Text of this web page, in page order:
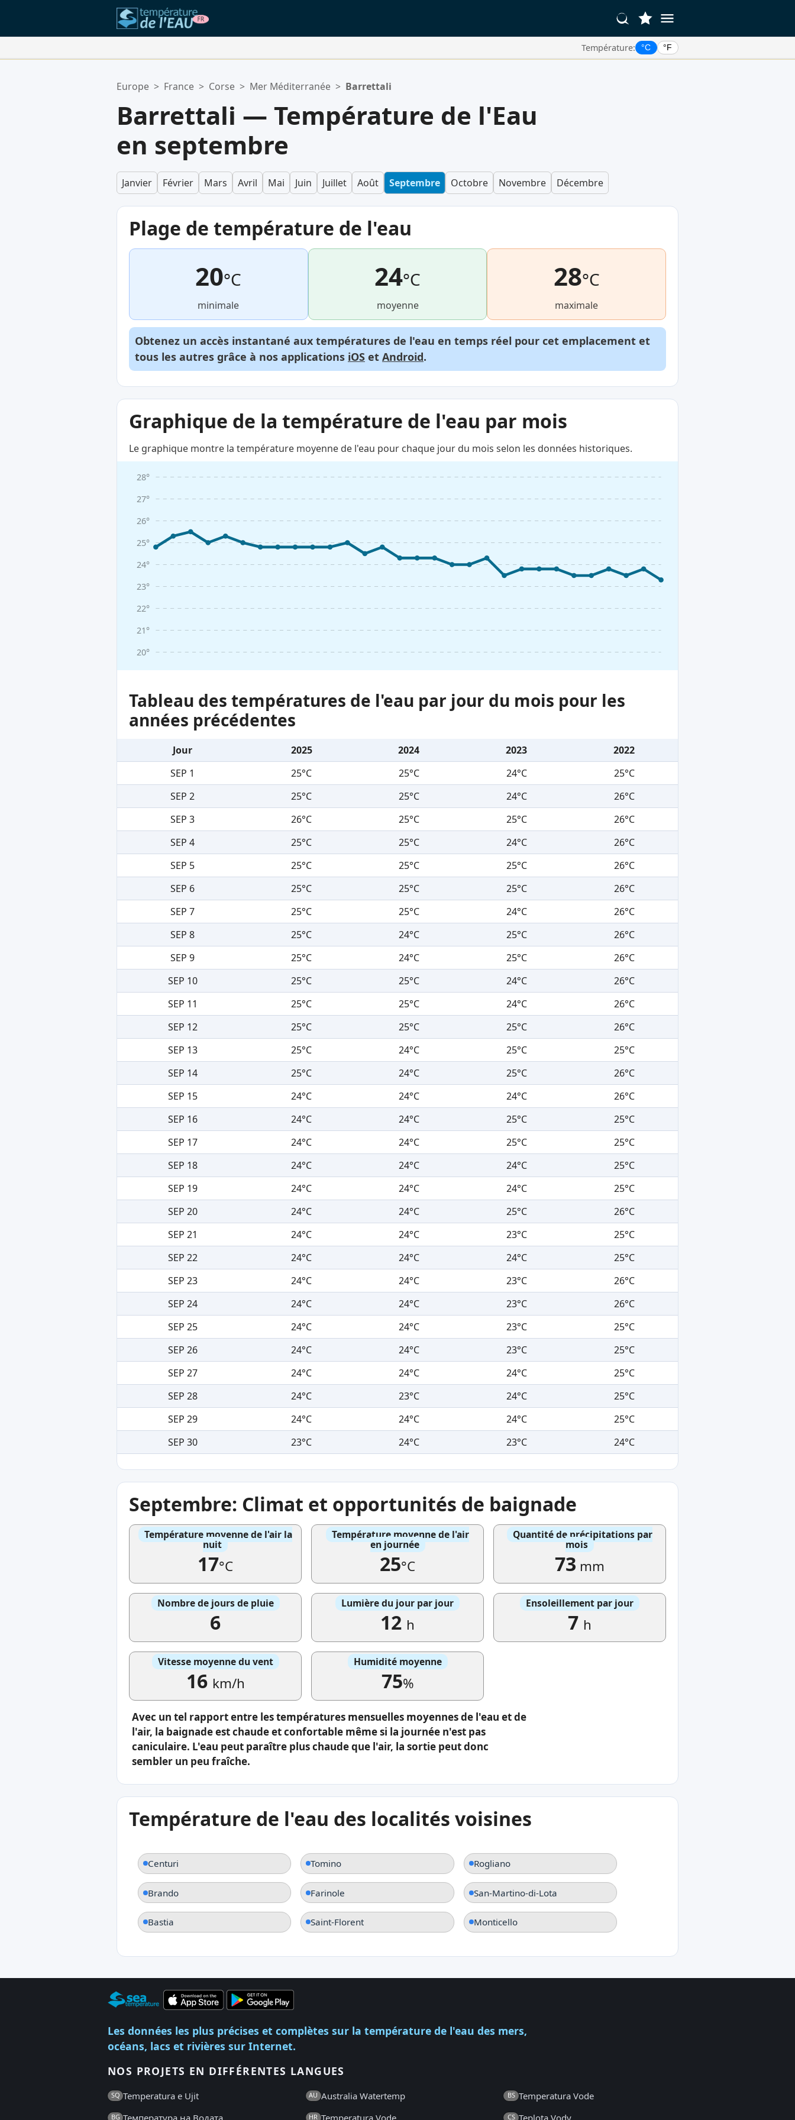
Température: °C °F
Votre liste de favoris est vide.
Europe > France > Corse > Mer Méditerranée > Barrettali
Barrettali — Température de l'Eau
en septembre
Janvier Février Mars Avril Mai Juin Juillet Août Septembre Octobre Novembre Décembre
Plage de température de l'eau
20°C
minimale
24°C
moyenne
28°C
maximale
Obtenez un accès instantané aux températures de l'eau en temps réel pour cet emplacement et
tous les autres grâce à nos applications iOS et Android.
Graphique de la température de l'eau par mois
Le graphique montre la température moyenne de l'eau pour chaque jour du mois selon les données historiques.
20°
21°
22°
23°
24°
25°
26°
27°
28°
Tableau des températures de l'eau par jour du mois pour les
années précédentes
Jour 2025 2024 2023
2022
SEP 1
25°C 25°C 24°C
25°C
SEP 2
25°C 25°C 24°C
26°C
SEP 3
26°C 25°C 25°C
26°C
SEP 4
25°C 25°C 24°C
26°C
SEP 5
25°C 25°C 25°C
26°C
SEP 6
25°C 25°C 25°C
26°C
SEP 7
25°C 25°C 24°C
26°C
SEP 8
25°C 24°C 25°C
26°C
SEP 9
25°C 24°C 25°C
26°C
SEP 10
25°C 25°C 24°C
26°C
SEP 11
25°C 25°C 24°C
26°C
SEP 12
25°C 25°C 25°C
26°C
SEP 13
25°C 24°C 25°C
25°C
SEP 14
25°C 24°C 25°C
26°C
SEP 15
24°C 24°C 24°C
26°C
SEP 16
24°C 24°C 25°C
25°C
SEP 17
24°C 24°C 25°C
25°C
SEP 18
24°C 24°C 24°C
25°C
SEP 19
24°C 24°C 24°C
25°C
SEP 20
24°C 24°C 25°C
26°C
SEP 21
24°C 24°C 23°C
25°C
SEP 22
24°C 24°C 24°C
25°C
SEP 23
24°C 24°C 23°C
26°C
SEP 24
24°C 24°C 23°C
26°C
SEP 25
24°C 24°C 23°C
25°C
SEP 26
24°C 24°C 23°C
25°C
SEP 27
24°C 24°C 24°C
25°C
SEP 28
24°C 23°C 24°C
25°C
SEP 29
24°C 24°C 24°C
25°C
SEP 30
23°C 24°C 23°C 24°C
Septembre: Climat et opportunités de baignade
Température moyenne de l'air la
nuit
17°C
Température moyenne de l'air
en journée
25°C
Quantité de précipitations par
mois
73 mm
Nombre de jours de pluie
6
Lumière du jour par jour
12 h
Ensoleillement par jour
7 h
Vitesse moyenne du vent
16 km/h
Humidité moyenne
75%
Avec un tel rapport entre les températures mensuelles moyennes de l'eau et de
l'air, la baignade est chaude et confortable même si la journée n'est pas
caniculaire. L'eau peut paraître plus chaude que l'air, la sortie peut donc
sembler un peu fraîche.
Température de l'eau des localités voisines
Centuri Tomino Rogliano
Brando Farinole San-Martino-di-Lota
Bastia Saint-Florent Monticello
Les données les plus précises et complètes sur la température de l'eau des mers,
océans, lacs et rivières sur Internet.
NOS PROJETS EN DIFFÉRENTES LANGUES
SQ Temperatura e Ujit AU Australia Watertemp BS Temperatura Vode
BG Температура на Водата HR Temperatura Vode CS Teplota Vody